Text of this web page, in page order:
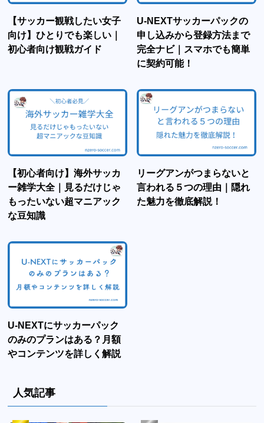
【サッカー観戦したい女子
向け】ひとりでも楽しい｜
初心者向け観戦ガイド
U-NEXTサッカーパックの
申し込みから登録方法まで
完全ナビ｜スマホでも簡単
に契約可能！
【初心者向け】海外サッカ
ー雑学大全｜見るだけじゃ
もったいない超マニアック
な豆知識
リーグアンがつまらないと
言われる５つの理由｜隠れ
た魅力を徹底解説！
U-NEXTにサッカーパック
のみのプランはある？月額
やコンテンツを詳しく解説
人気記事